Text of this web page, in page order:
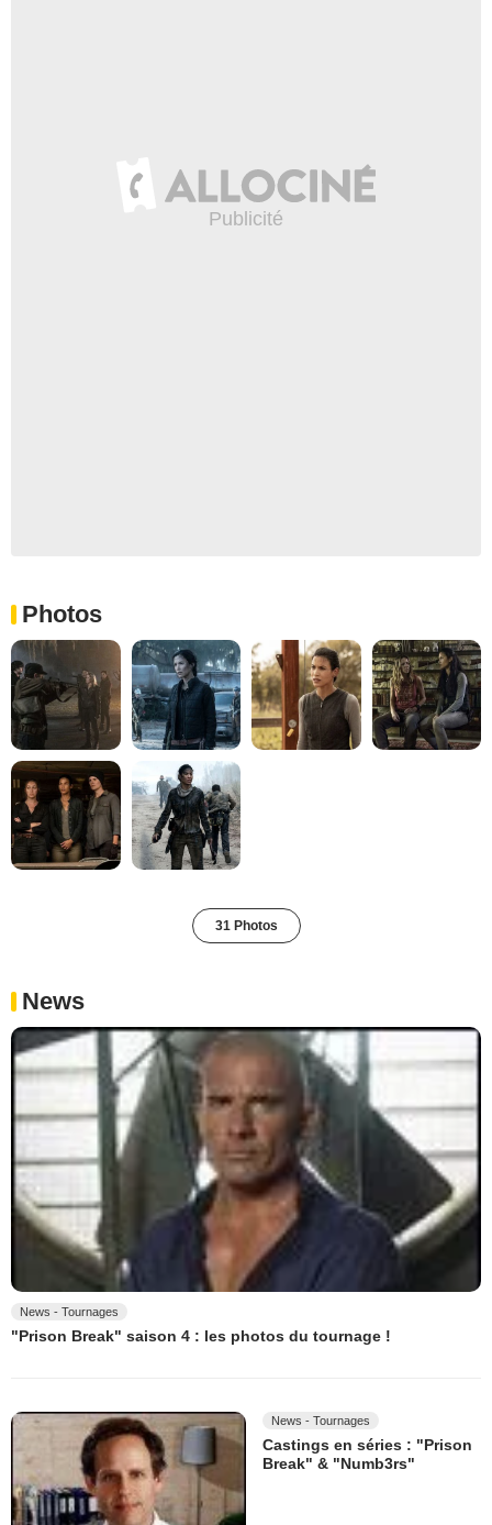
Photos
31 Photos
News
News - Tournages
"Prison Break" saison 4 : les photos du tournage !
News - Tournages
Castings en séries : "Prison
Break" & "Numb3rs"